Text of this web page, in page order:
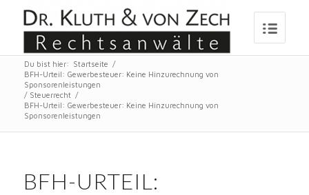
Du bist hier: Startseite
/
BFH-Urteil: Gewerbesteuer: Keine Hinzurechnung von
Sponsorenleistungen
/ Steuerrecht /
BFH-Urteil: Gewerbesteuer: Keine Hinzurechnung von
Sponsorenleistungen
BFH-URTEIL: